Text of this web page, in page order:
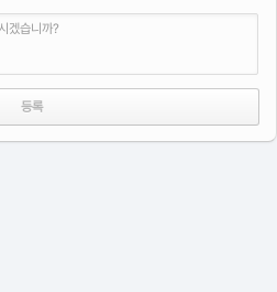
겠습니까?